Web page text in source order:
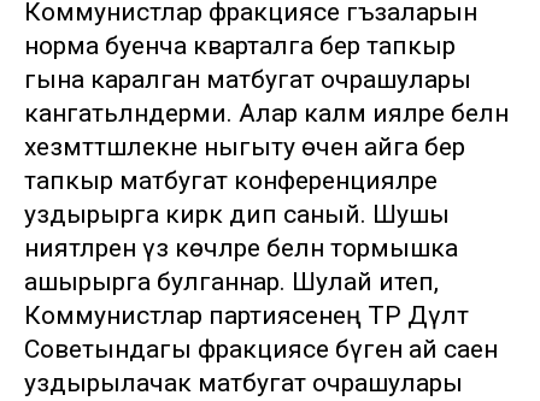
Коммунистлар фракциясе әгъзаларын
норма буенча кварталга бер тапкыр
гына каралган матбугат очрашулары
канәгатьләндерми. Алар каләм ияләре белән
хезмәттәшлекне ныгыту өчен айга бер
тапкыр матбугат конференцияләре
уздырырга кирәк дип саный. Шушы
ниятләрен үз көчләре белән тормышка
ашырырга булганнар. Шулай итеп,
Коммунистлар партиясенең ТР Дәүләт
Советындагы фракциясе бүген ай саен
уздырылачак матбугат очрашулары